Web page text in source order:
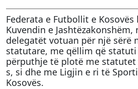
Federata e Futbollit e
Kuvendin e Jashtëzakonshëm,
delegatët votuan për një sërë
statutare, me qëllim që statuti
përputhje të plotë me statutet
s, si dhe me Ligjin e ri të
Kosovës.